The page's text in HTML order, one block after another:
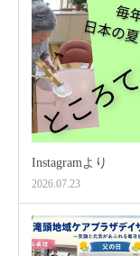
Instagramより
2026.07.23